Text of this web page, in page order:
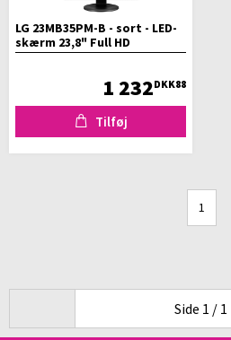
LG 23MB35PM-B - sort - LED-
skærm 23,8" Full HD
1 232DKK88
Tilføj
1
Side 1 / 1